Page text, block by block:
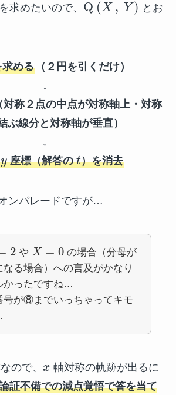
求めたいので、 Q (X , Y) とお
める
（２円を引くだけ）
↓
対称２点の中点が対称軸上・対称
ぶ線分と対称軸が垂直）
↓
y座標（解答のt）を消去
ンパレードですが…
2や X = 0の場合（分母が
なる場合）への言及がかなり
かったですね…
号が⑧までいっちゃってキモ
ので、x 軸対称の軌跡が出るに
証不備での減点覚悟で答を当て